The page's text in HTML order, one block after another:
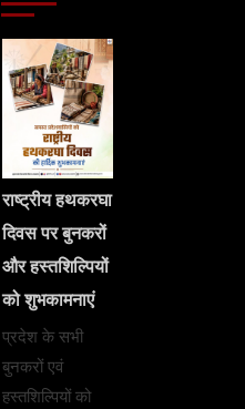
राष्ट्रीय हथकरघा
दिवस पर बुनकरों
और हस्तशिल्पियों
को शुभकामनाएं
प्रदेश के सभी
बुनकरों एवं
हस्तशिल्पियों को